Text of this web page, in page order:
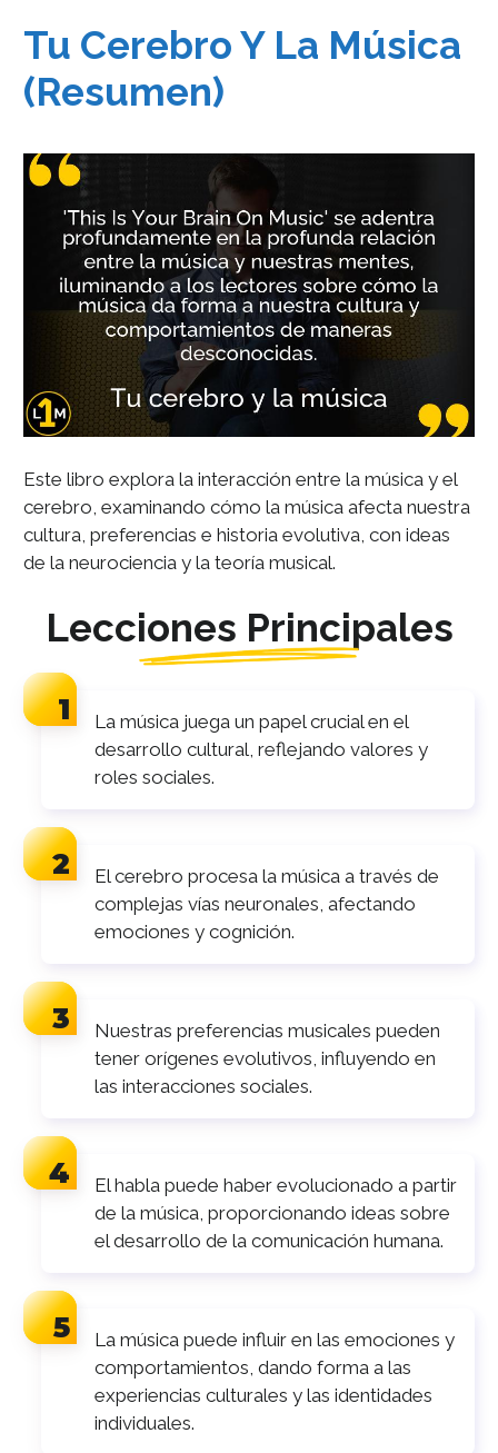
Tu Cerebro Y La Música
(Resumen)
Este libro explora la interacción entre la música y el
cerebro, examinando cómo la música afecta nuestra
cultura, preferencias e historia evolutiva, con ideas
de la neurociencia y la teoría musical.
Lecciones Principales
La música juega un papel crucial en el
desarrollo cultural, reflejando valores y
roles sociales.
El cerebro procesa la música a través de
complejas vías neuronales, afectando
emociones y cognición.
Nuestras preferencias musicales pueden
tener orígenes evolutivos, influyendo en
las interacciones sociales.
El habla puede haber evolucionado a partir
de la música, proporcionando ideas sobre
el desarrollo de la comunicación humana.
La música puede influir en las emociones y
comportamientos, dando forma a las
experiencias culturales y las identidades
individuales.